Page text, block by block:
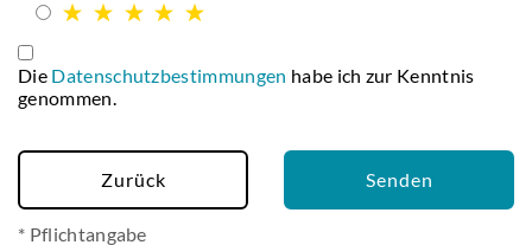
Die Datenschutzbestimmungen habe ich zur Kenntnis
genommen.
Zurück Senden
* Pflichtangabe